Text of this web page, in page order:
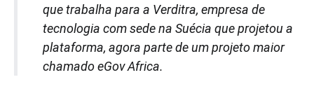
que trabalha para a Verditra, empresa de
tecnologia com sede na Suécia que projetou a
plataforma, agora parte de um projeto maior
chamado eGov Africa.